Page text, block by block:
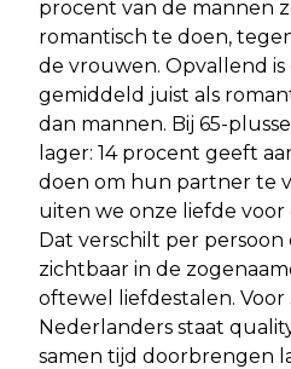
procent van de mannen
romantisch te doen,
de vrouwen. Opvallend
gemiddeld juist als
dan mannen. Bij 65-
lager: 14 procent geeft
doen om hun partner te
uiten we onze liefde
Dat verschilt per
zichtbaar in de
oftewel liefdestalen.
Nederlanders staat
samen tijd doorbrengen